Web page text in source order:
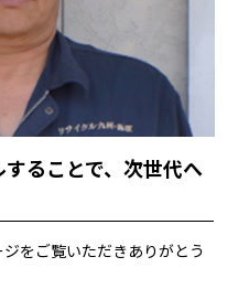
ることで、次世代へ
をご覧いただきありがとう